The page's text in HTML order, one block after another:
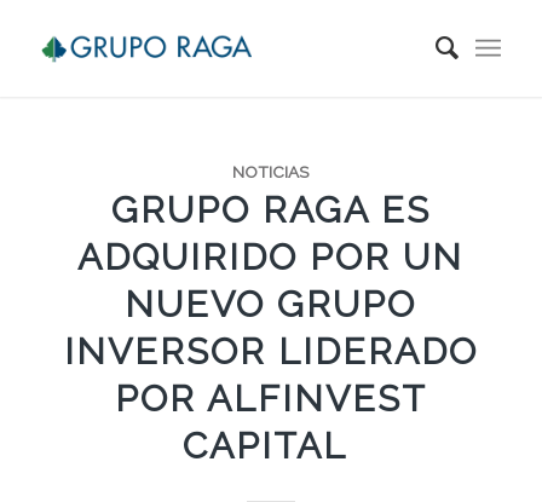
NOTICIAS
GRUPO RAGA ES
ADQUIRIDO POR UN
NUEVO GRUPO
INVERSOR LIDERADO
POR ALFINVEST
CAPITAL